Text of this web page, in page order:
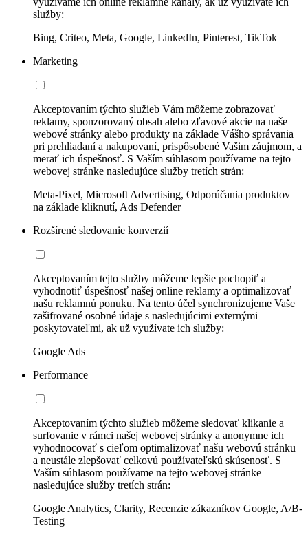
služby:
Bing, Criteo, Meta, Google, LinkedIn, Pinterest, TikTok
Marketing
Akceptovaním týchto služieb Vám môžeme zobrazovať
reklamy, sponzorovaný obsah alebo zľavové akcie na naše
webové stránky alebo produkty na základe Vášho správania
pri prehliadaní a nakupovaní, prispôsobené Vašim záujmom, a
merať ich úspešnosť. S Vaším súhlasom používame na tejto
webovej stránke nasledujúce služby tretích strán:
Meta-Pixel, Microsoft Advertising, Odporúčania produktov
na základe kliknutí, Ads Defender
Rozšírené sledovanie konverzií
Akceptovaním tejto služby môžeme lepšie pochopiť a
vyhodnotiť úspešnosť našej online reklamy a optimalizovať
našu reklamnú ponuku. Na tento účel synchronizujeme Vaše
zašifrované osobné údaje s nasledujúcimi externými
poskytovateľmi, ak už využívate ich služby:
Google Ads
Performance
Akceptovaním týchto služieb môžeme sledovať klikanie a
surfovanie v rámci našej webovej stránky a anonymne ich
vyhodnocovať s cieľom optimalizovať našu webovú stránku
a neustále zlepšovať celkovú používateľskú skúsenosť. S
Vaším súhlasom používame na tejto webovej stránke
nasledujúce služby tretích strán:
Google Analytics, Clarity, Recenzie zákazníkov Google, A/B-
Testing